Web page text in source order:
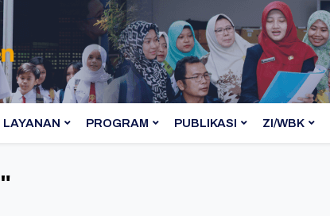
LAYANAN PROGRAM PUBLIKASI ZI/WBK
"